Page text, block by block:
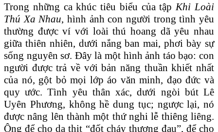
Trong những ca khúc tiêu biểu của tậpKhi Loài
Thú Xa Nhau, hình ảnh con người trong tình yêu
thường được ví với loài thú hoang dã yêu nhau
giữa thiên nhiên, dưới nắng ban mai, phơi bày sự
sống nguyên sơ. Đây là một hình ảnh táo bạo: con
người được trả về với bản năng thuần khiết nhất
của nó, gột bỏ mọi lớp áo văn minh, đạo đức và
quy ước. Tình yêu thân xác, dưới ngòi bút Lê
Uyên Phương, không hề dung tục; ngược lại, nó
được nâng lên thành một thứ nghi lễ thiêng liêng.
Ông để cho da thịt “đốt cháy thương đau”, để cho